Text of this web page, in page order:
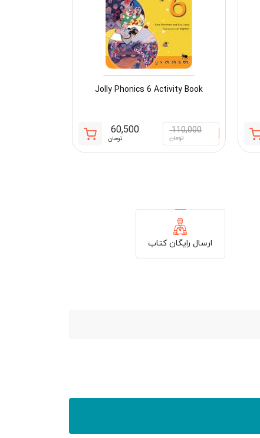
اصلی:
فعلی:
Jolly Phonics 6 Activity Book
110,000
تومان
اصلی:
60,500
تومان
فعلی:
ارسال رایگان کتاب